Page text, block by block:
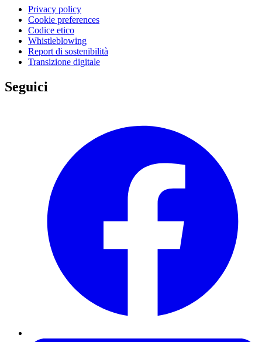
Privacy policy
Cookie preferences
Codice etico
Whistleblowing
Report di sostenibilità
Transizione digitale
Seguici